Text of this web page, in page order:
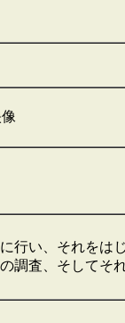
行い、それをは
調査、そしてそ